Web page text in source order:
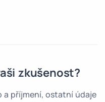
zkušenost?
a příjmení, ostatní údaje